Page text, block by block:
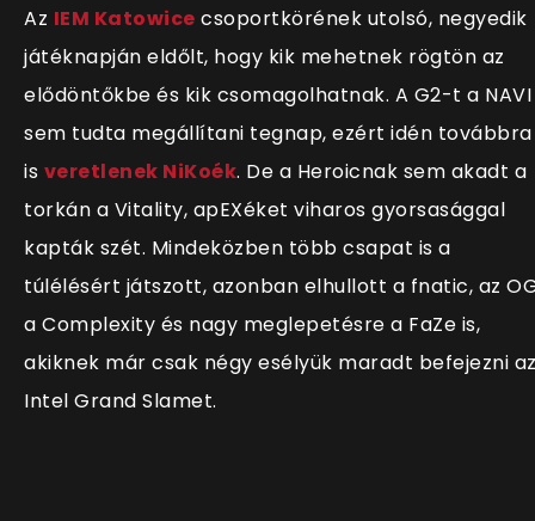
Az IEM Katowice csoportkörének utolsó, negyedik
játéknapján eldőlt, hogy kik mehetnek rögtön az
elődöntőkbe és kik csomagolhatnak. A G2-t a NAVI
sem tudta megállítani tegnap, ezért idén továbbra
is veretlenek NiKoék. De a Heroicnak sem akadt a
torkán a Vitality, apEXéket viharos gyorsasággal
kapták szét. Mindeközben több csapat is a
túlélésért játszott, azonban elhullott a fnatic, az
a Complexity és nagy meglepetésre a FaZe is,
akiknek már csak négy esélyük maradt befejezni
Intel Grand Slamet.